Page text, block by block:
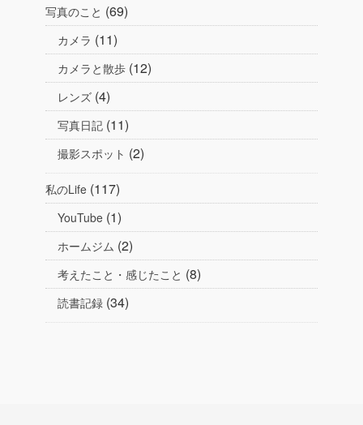
写真のこと (69)
カメラ (11)
カメラと散歩 (12)
レンズ (4)
写真日記 (11)
撮影スポット (2)
私のLife (117)
YouTube (1)
ホームジム (2)
考えたこと・感じたこと (8)
読書記録 (34)